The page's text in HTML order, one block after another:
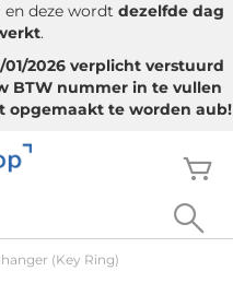
en deze wordt dezelfde dag
.
2026 verplicht verstuurd
BTW nummer in te vullen
opgemaakt te worden aub!
(Key Ring)